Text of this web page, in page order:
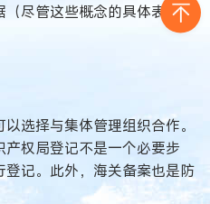
尽管这些概念的具体表达可
选择与集体管理组织合作。
权局登记不是一个必要步
记。此外，海关备案也是防